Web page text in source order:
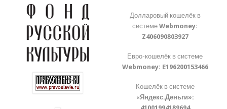
Долларовый кошелёк в
системеWebmoney:
Z406090803927
Евро-кошелёк в системе
Webmoney: E196200153466
Кошелёк в системе
«Яндекс.Деньги»: